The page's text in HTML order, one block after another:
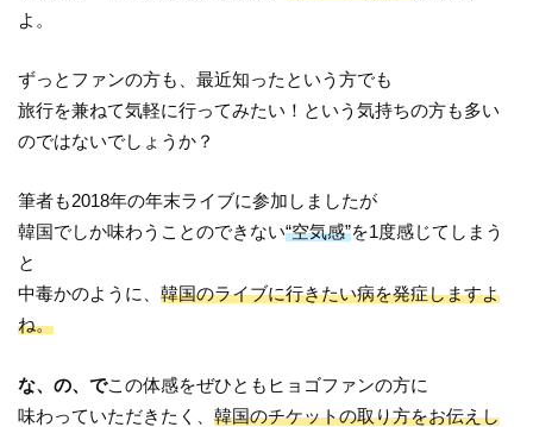
よ。
ずっとファンの方も、最近知ったという方でも
旅行を兼ねて気軽に行ってみたい！という気持ちの方も多い
のではないでしょうか？
筆者も2018年の年末ライブに参加しましたが
韓国でしか味わうことのできない“空気感”を1度感じてしまう
と
中毒かのように、韓国のライブに行きたい病を発症しますよ
ね。
な、の、でこの体感をぜひともヒョゴファンの方に
味わっていただきたく、韓国のチケットの取り方をお伝えし